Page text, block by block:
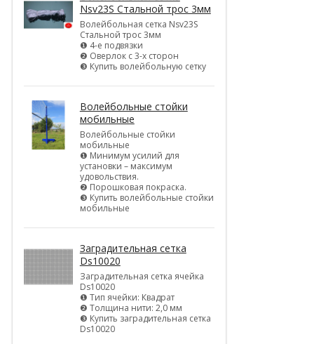
Nsv23S Стальной трос 3мм
Волейбольная сетка Nsv23S
Стальной трос 3мм
❶ 4-е подвязки
❷ Оверлок с 3-х сторон
❸ Купить волейбольную сетку
Волейбольные стойки
мобильные
Волейбольные стойки
мобильные
❶ Минимум усилий для
установки – максимум
удовольствия.
❷ Порошковая покраска.
❸ Купить волейбольные стойки
мобильные
Заградительная сетка
Ds10020
Заградительная сетка ячейка
Ds10020
❶ Тип ячейки: Квадрат
❷ Толщина нити: 2,0 мм
❸ Купить заградительная сетка
Ds10020